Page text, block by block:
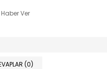
Ver
(0)